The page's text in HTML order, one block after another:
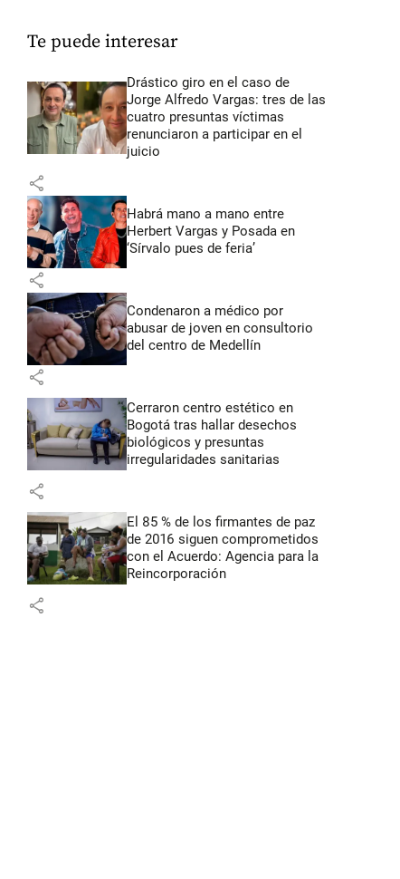
Te puede interesar
Drástico giro en el caso de
Jorge Alfredo Vargas: tres de las
cuatro presuntas víctimas
renunciaron a participar en el
juicio
share
Habrá mano a mano entre
Herbert Vargas y Posada en
‘Sírvalo pues de feria’
share
Condenaron a médico por
abusar de joven en consultorio
del centro de Medellín
share
Cerraron centro estético en
Bogotá tras hallar desechos
biológicos y presuntas
irregularidades sanitarias
share
El 85 % de los firmantes de paz
de 2016 siguen comprometidos
con el Acuerdo: Agencia para la
Reincorporación
share